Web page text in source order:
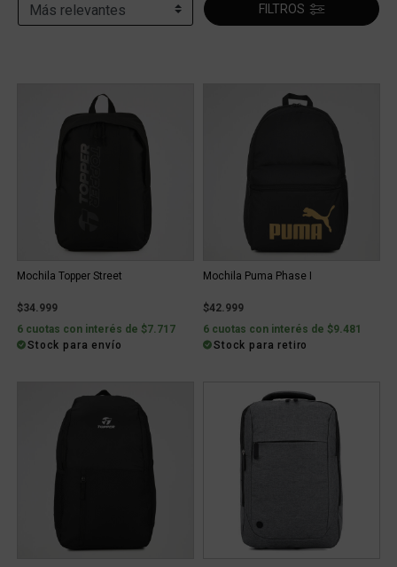
FILTROS
Mochila Topper Street
$34.999
6 cuotas con interés de $7.717
Stock para envío
Mochila Puma Phase I
$42.999
6 cuotas con interés de $9.481
Stock para retiro